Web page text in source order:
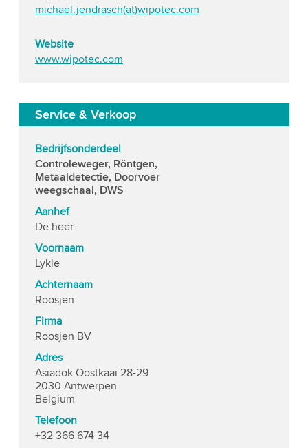
michael.jendrasch(at)wipotec.com
Website
www.wipotec.com
Service & Verkoop
Bedrijfsonderdeel
Controleweger, Röntgen,
Metaaldetectie, Doorvoer
weegschaal, DWS
Aanhef
De heer
Voornaam
Lykle
Achternaam
Roosjen
Firma
Roosjen BV
Adres
Asiadok Oostkaai 28-29
2030 Antwerpen
Belgium
Telefoon
+32 366 674 34